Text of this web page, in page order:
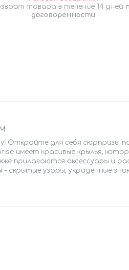
товара в течение 14 дней
договоренности
Откройте для себя сюрпризы
имеет красивые крылья,
прилагаются аксессуары и
скрытые узоры, украденные